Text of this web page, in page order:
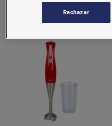
ComprarRechazar